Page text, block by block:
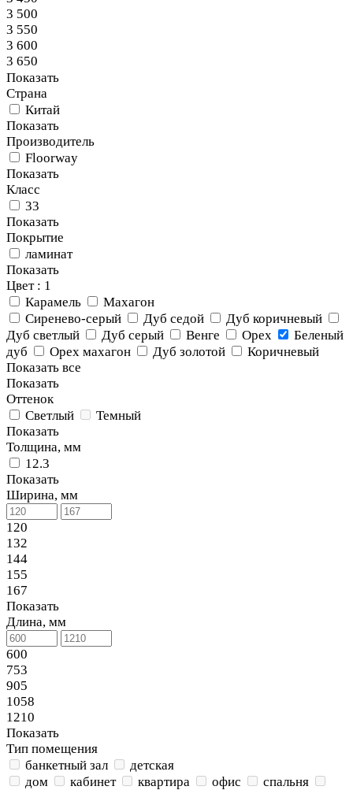
3 500
3 550
3 600
3 650
Показать
Страна
Китай
Показать
Производитель
Floorway
Показать
Класс
33
Показать
Покрытие
ламинат
Показать
Цвет : 1
Карамель
Махагон
Сиренево-серый
Дуб седой
Дуб коричневый
Дуб светлый
Дуб серый Венге Орех
Беленый
дуб
Орех махагон Дуб золотой
Коричневый
Показать все
Показать
Оттенок
Светлый
Темный
Показать
Толщина, мм
12.3
Показать
Ширина, мм
120
132
144
155
167
Показать
Длина, мм
600
753
905
1058
1210
Показать
Тип помещения
банкетный зал
детская
дом
кабинет квартира офис
спальня